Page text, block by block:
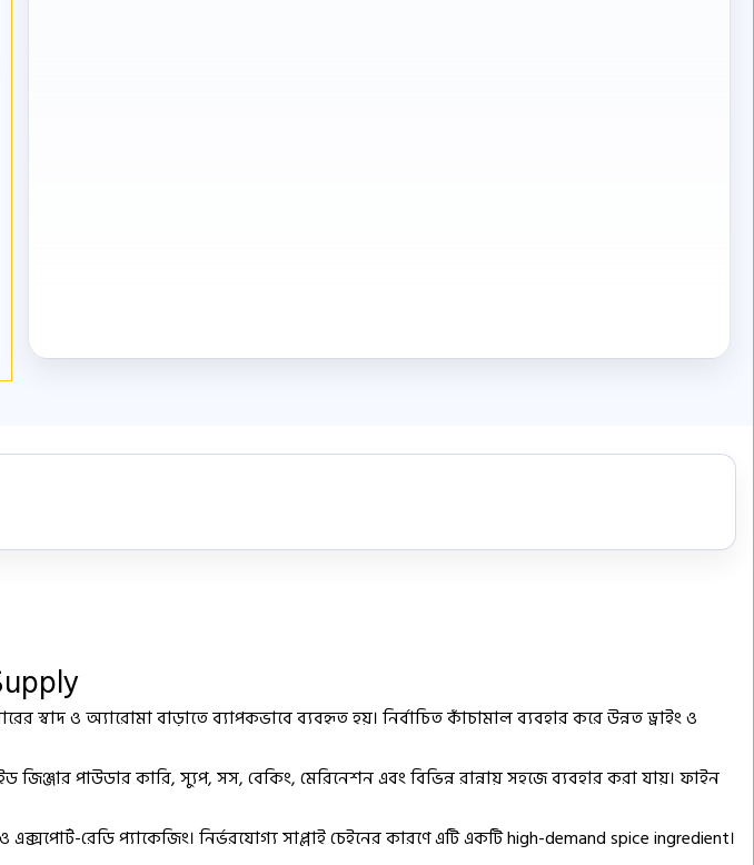
স্বাদ ও অ্যারোমা বাড়াতে ব্যাপকভাবে ব্যবহৃত হয়। নির্বাচিত কাঁচামাল ব্যবহার করে উন্নত ড্রাইং ও
জিঞ্জার পাউডার কারি, স্যুপ, সস, বেকিং, মেরিনেশন এবং বিভিন্ন রান্নায় সহজে ব্যবহার করা যায়। ফাইন
এক্সপোর্ট-রেডি প্যাকেজিং। নির্ভরযোগ্য সাপ্লাই চেইনের কারণে এটি একটিhigh-demand spice ingredient।